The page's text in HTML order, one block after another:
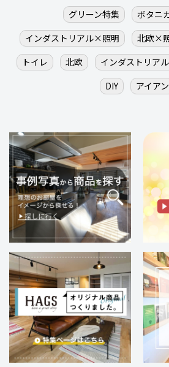
グリーン特集
ボタニ
インダストリアル×照明
北欧×
トイレ
北欧 インダストリアル
DIY
アイアン